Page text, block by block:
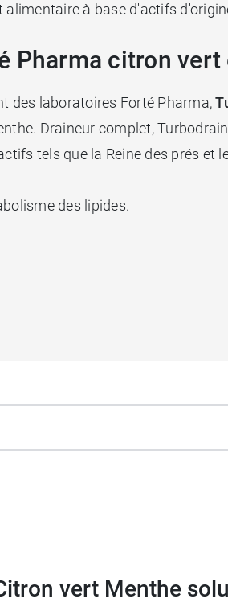
alimentaire à base d'actifs
Pharma citron vert
des laboratoires Forté Pharma,
Draineur complet,
tels que la Reine des prés et
des lipides.
vert Menthe